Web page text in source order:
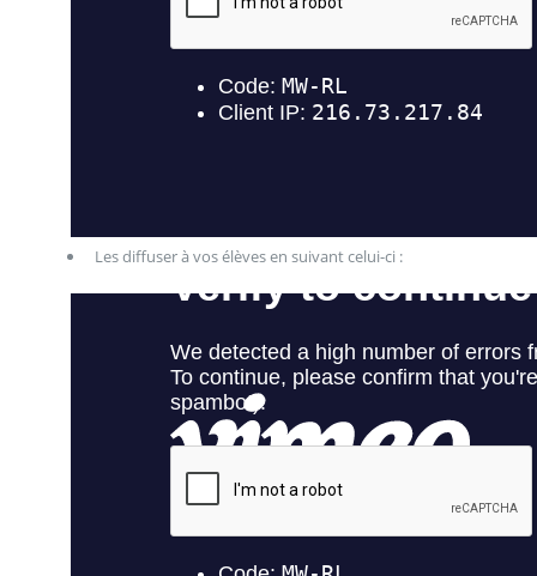
Les diffuser à vos élèves en suivant celui-ci :